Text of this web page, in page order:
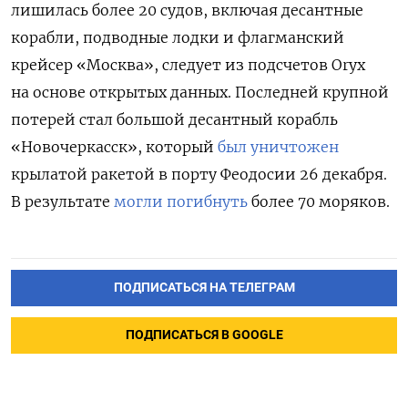
лишилась более 20 судов, включая десантные
корабли, подводные лодки и флагманский
крейсер «Москва», следует из подсчетов Oryx
на основе открытых данных. Последней крупной
потерей стал большой десантный корабль
«Новочеркасск», который был уничтожен
крылатой ракетой в порту Феодосии 26 декабря.
В результате могли погибнуть более 70 моряков.
ПОДПИСАТЬСЯ НА ТЕЛЕГРАМ
ПОДПИСАТЬСЯ В GOOGLE